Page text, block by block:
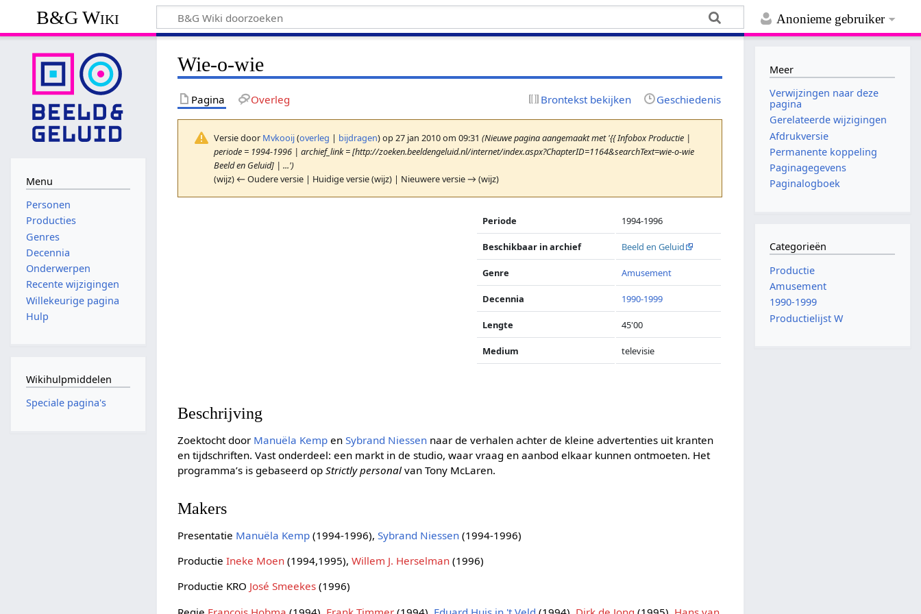
Anonieme gebruiker
B&G Wiki
Wie-o-wie
Pagina Overleg Brontekst bekijken Geschiedenis
Versie door Mvkooij(overleg | bijdragen)op 27 jan 2010 om 09:31(Nieuwe pagina aangemaakt met '{{ Infobox Productie |
periode = 1994-1996 | archief_link = [http://zoeken.beeldengeluid.nl/internet/index.aspx?ChapterID=1164&searchText=wie-o-wie
Beeld en Geluid] | ...')
(wijz) ← Oudere versie | Huidige versie (wijz) | Nieuwere versie → (wijz)
Periode 1994-1996
Beschikbaar in archief Beeld en Geluid
Genre Amusement
Decennia 1990-1999
Lengte 45'00
Medium televisie
Beschrijving
Zoektocht door Manuëla Kemp enSybrand Niessen naar de verhalen achter de kleine advertenties uit kranten
en tijdschriften. Vast onderdeel: een markt in de studio, waar vraag en aanbod elkaar kunnen ontmoeten. Het
programma’s is gebaseerd opStrictly personal van Tony McLaren.
Makers
Presentatie Manuëla Kemp (1994-1996),Sybrand Niessen (1994-1996)
ProductieIneke Moen (1994,1995),Willem J. Herselman (1996)
Productie KRO José Smeekes (1996)
Menu
Personen
Producties
Genres
Decennia
Onderwerpen
Recente wijzigingen
Willekeurige pagina
Hulp
Wikihulpmiddelen
Speciale pagina's
Meer
Verwijzingen naar deze
pagina
Gerelateerde wijzigingen
Afdrukversie
Permanente koppeling
Paginagegevens
Paginalogboek
Categorieën
Productie
Amusement
1990-1999
Productielijst W